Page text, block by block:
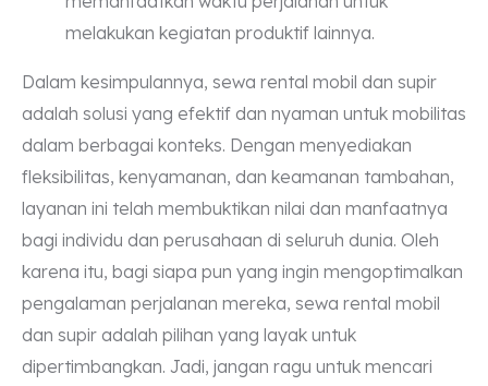
melakukan kegiatan produktif lainnya.
Dalam kesimpulannya, sewa rental mobil dan supir
adalah solusi yang efektif dan nyaman untuk mobilitas
dalam berbagai konteks. Dengan menyediakan
fleksibilitas, kenyamanan, dan keamanan tambahan,
layanan ini telah membuktikan nilai dan manfaatnya
bagi individu dan perusahaan di seluruh dunia. Oleh
karena itu, bagi siapa pun yang ingin mengoptimalkan
pengalaman perjalanan mereka, sewa rental mobil
dan supir adalah pilihan yang layak untuk
dipertimbangkan. Jadi, jangan ragu untuk mencari